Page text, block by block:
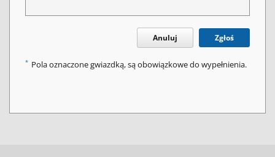
Anuluj Zgłoś
* Pola oznaczone gwiazdką, są obowiązkowe do wypełnienia.